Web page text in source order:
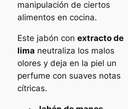
manipulación de ciertos
alimentos en cocina.
Este jabón con extracto de
lima neutraliza los malos
olores y deja en la piel un
perfume con suaves notas
cítricas.